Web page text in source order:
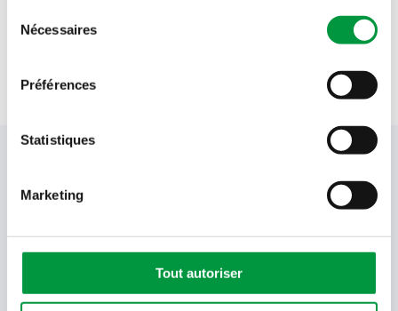
Nécessaires
Préférences
Statistiques
Marketing
Tout autoriser
Offres, recettes, promotions et offres exclusives en
avant-première ! Recevez-les dans votre boîte de